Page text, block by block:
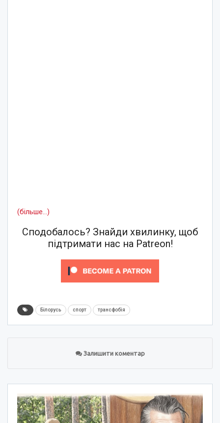
(більше…)
Сподобалось? Знайди хвилинку, щоб
підтримати нас на Patreon!
Білорусь спорт трансфобія
Залишити коментар